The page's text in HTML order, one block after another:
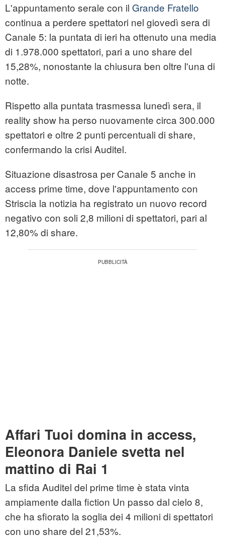
L'appuntamento serale con il Grande Fratello
continua a perdere spettatori nel giovedì sera di
Canale 5: la puntata di ieri ha ottenuto una media
di 1.978.000 spettatori, pari a uno share del
15,28%, nonostante la chiusura ben oltre l'una di
notte.
Rispetto alla puntata trasmessa lunedì sera, il
reality show ha perso nuovamente circa 300.000
spettatori e oltre 2 punti percentuali di share,
confermando la crisi Auditel.
Situazione disastrosa per Canale 5 anche in
access prime time, dove l'appuntamento con
Striscia la notizia ha registrato un nuovo record
negativo con soli 2,8 milioni di spettatori, pari al
12,80% di share.
Affari Tuoi domina in access,
Eleonora Daniele svetta nel
mattino di Rai 1
La sfida Auditel del prime time è stata vinta
ampiamente dalla fiction Un passo dal cielo 8,
che ha sfiorato la soglia dei 4 milioni di spettatori
con uno share del 21,53%.